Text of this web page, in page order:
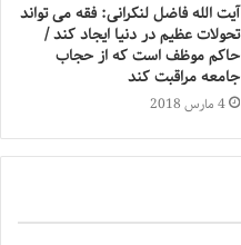
آیت الله فاضل لنکرانی: فقه می تواند
تحولات عظیم در دنیا ایجاد کند /
حاکم موظف است که از حجاب
جامعه مراقبت کند
4 مارس 2018